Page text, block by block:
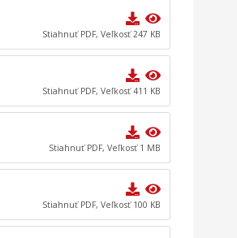
Stiahnuť PDF, Veľkosť 247 KB
Stiahnuť PDF, Veľkosť 411 KB
Stiahnuť PDF, Veľkosť 1 MB
Stiahnuť PDF, Veľkosť 100 KB